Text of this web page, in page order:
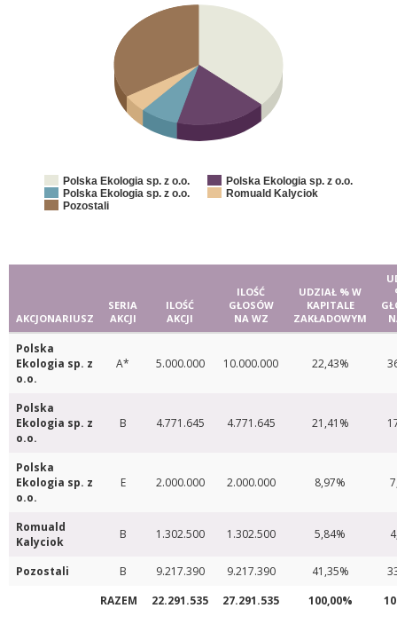
Polska Ekologia sp. z o.o.
Polska Ekologia sp. z o.o.
Polska Ekologia sp. z o.o.
Romuald Kalyciok
Pozostali
AKCJONARIUSZ
SERIA
AKCJI
ILOŚĆ
AKCJI
ILOŚĆ
GŁOSÓW
NA WZ
UDZIAŁ % W
KAPITALE
ZAKŁADOWYM
Polska
Ekologia sp. z
o.o.
A* 5.000.000 10.000.000 22,43%
Polska
Ekologia sp. z
o.o.
B 4.771.645 4.771.645 21,41%
Polska
Ekologia sp. z
o.o.
E 2.000.000 2.000.000 8,97%
Romuald
Kalyciok
B 1.302.500 1.302.500 5,84%
Pozostali B 9.217.390 9.217.390 41,35%
RAZEM
22.291.535 27.291.535 100,00%